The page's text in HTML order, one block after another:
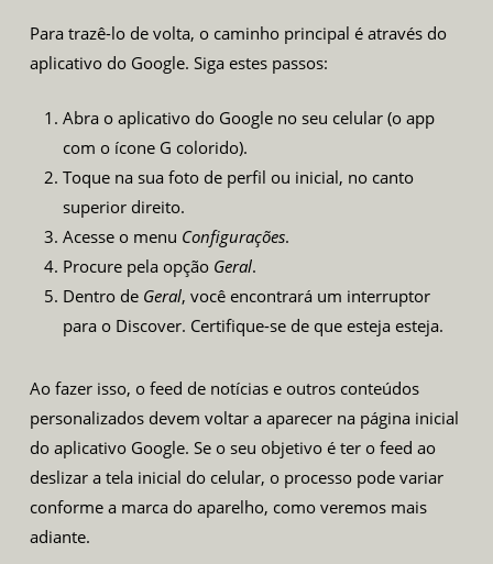
Para trazê-lo de volta, o caminho principal é através do
aplicativo do Google. Siga estes passos:
Abra o aplicativo do Google no seu celular (o app
com o ícone G colorido).
Toque na sua foto de perfil ou inicial, no canto
superior direito.
Acesse o menu Configurações.
Procure pela opção Geral.
Dentro de Geral, você encontrará um interruptor
para o Discover. Certifique-se de que esteja esteja.
Ao fazer isso, o feed de notícias e outros conteúdos
personalizados devem voltar a aparecer na página inicial
do aplicativo Google. Se o seu objetivo é ter o feed ao
deslizar a tela inicial do celular, o processo pode variar
conforme a marca do aparelho, como veremos mais
adiante.